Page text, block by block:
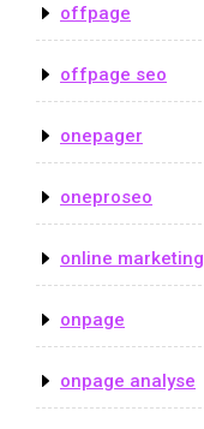
offpage
offpage seo
onepager
oneproseo
online marketing
onpage
onpage analyse